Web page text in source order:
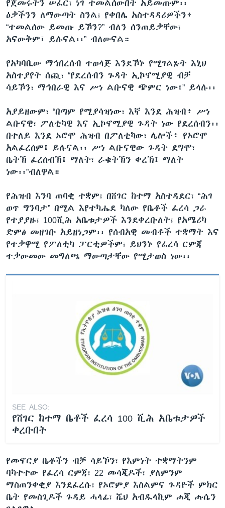
የጀመሩትን ሠፈር፣ ነገ ተመልሰውበት አይመጡም፡፡
ዕቃችንን ለማውጣት ስንል፣ የቀበሌ አስተዳዳሪዎችን፥
“ተመልሰው ይመጡ ይኾን?” ብለን ሰንጠይቃቸው፣
አናውቅም፤ ይሉናል፡፡” ብለውናል።
የአካባቢው ማኅበረሰብ ተወላጅ እንደኾኑ የሚገልጹት እኒህ
አስተያየት ሰጪ፣ “የደረሰብን ጉዳት ኢኮኖሚያዊ ብቻ
ሳይኾን፣ ማኅበራዊ እና ሥነ ልቡናዊ ጭምር ነው፤” ይላሉ፡፡
አያይዘውም፣ “በጣም የሚያሳዝነው፣ እኛ እንደ ሕዝብ፥ ሥነ
ልቡናዊ፣ ፖለቲካዊ እና ኢኮኖሚያዊ ጉዳት ነው የደረሰብን፡፡
በተለይ እንደ ኦሮሞ ሕዝብ በፖለቲካው፣ ሌሎች፥ የኦሮሞ
አልፈረሰም፤ ይሉናል፡፡ ሥነ ልቡናዊው ጉዳት ደግሞ፣
ቤትኽ ፈረሰብኽ፤ ማለት፣ ራቁትኽን ቀረኽ፤ ማለት
ነው፡፡”ብለዋል።
የሕዝብ እንባ ጠባቂ ተቋም፣ በሸገር ከተማ አስተዳደር፣ “ሕገ
ወጥ ግንባታ” በሚል እየተካሔደ ካለው የቤቶች ፈረሳ ጋራ
የተያያዙ፣ 100ሺሕ አቤቱታዎች እንደቀረቡለት፣ የአሜሪካ
ድምፅ መዘገቡ አይዘነጋም፡፡ የሰብአዊ መብቶች ተቋማት እና
የተቃዋሚ የፖለቲካ ፓርቲዎችም፣ ይህንኑ የፈረሳ ርምጃ
ተቃውመው መግለጫ ማውጣታቸው የሚታወስ ነው፡፡
SEE ALSO:
የሸገር ከተማ ቤቶች ፈረሳ 100 ሺሕ አቤቱታዎች
ቀረቡበት
የመኖርያ ቤቶችን ብቻ ሳይኾን፣ የእምነት ተቋማትንም
ባካተተው የፈረሳ ርምጃ፣ 22 መሳጂዶች፣ ያለምንም
ማስጠንቀቂያ እንደፈረሱ፣ የኦሮምያ እስልምና ጉዳዮች ምክር
ቤት የመስጊዶች ጉዳይ ሓላፊ፣ ሼህ አብዱላኪም ሐጂ ሑሴን